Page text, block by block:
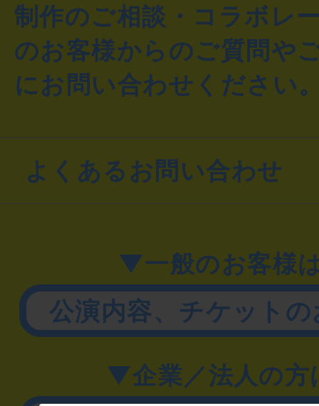
制作のご相談・コラボレ
のお客様からのご質問や
にお問い合わせください
よくあるお問い合わせ
▼一般のお客様
公演内容、チケット
▼企業／法人の方